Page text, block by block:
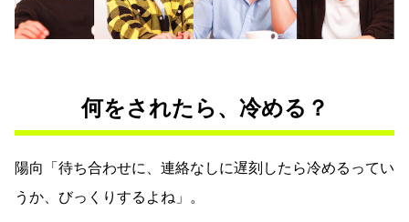
何をされたら、冷める？
陽向「待ち合わせに、連絡なしに遅刻したら冷めるってい
うか、びっくりするよね」。